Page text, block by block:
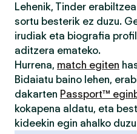
Lehenik, Tinder
sortu besterik ez duzu.
irudiak eta biografia
aditzera emateko.
Hurrena, match egiten
Bidaiatu baino lehen,
dakarten Passport™
kokapena aldatu, eta
kideekin egin ahalko